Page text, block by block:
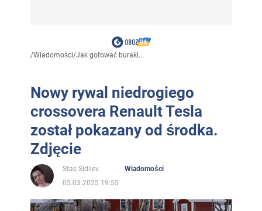
/Wiadomości/Jak gotować buraki...
Nowy rywal niedrogiego
crossovera Renault Tesla
został pokazany od środka.
Zdjęcie
Stas Sidilev
Wiadomości
05.03.2025 19:55